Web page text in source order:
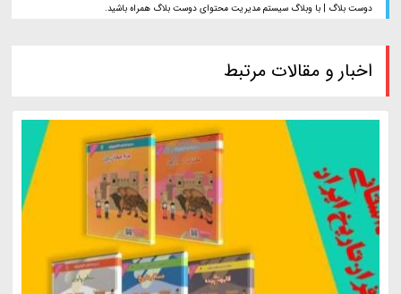
دوست بلاگ | با وبلاگ سیستم مدیریت محتوای دوست بلاگ همراه باشید.
اخبار و مقالات مرتبط